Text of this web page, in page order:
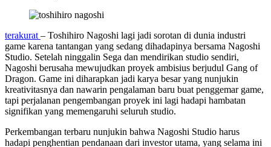
terakurat – Toshihiro Nagoshi lagi jadi sorotan di dunia industri
game karena tantangan yang sedang dihadapinya bersama Nagoshi
Studio. Setelah ninggalin Sega dan mendirikan studio sendiri,
Nagoshi berusaha mewujudkan proyek ambisius berjudul Gang of
Dragon. Game ini diharapkan jadi karya besar yang nunjukin
kreativitasnya dan nawarin pengalaman baru buat penggemar game,
tapi perjalanan pengembangan proyek ini lagi hadapi hambatan
signifikan yang memengaruhi seluruh studio.
Perkembangan terbaru nunjukin bahwa Nagoshi Studio harus
hadapi penghentian pendanaan dari investor utama, yang selama ini